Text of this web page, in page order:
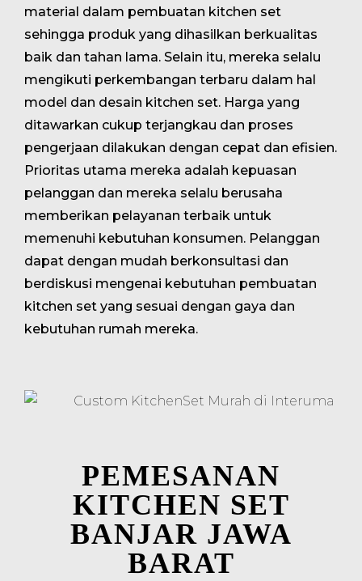
material dalam pembuatan kitchen set
sehingga produk yang dihasilkan berkualitas
baik dan tahan lama. Selain itu, mereka selalu
mengikuti perkembangan terbaru dalam hal
model dan desain kitchen set. Harga yang
ditawarkan cukup terjangkau dan proses
pengerjaan dilakukan dengan cepat dan efisien.
Prioritas utama mereka adalah kepuasan
pelanggan dan mereka selalu berusaha
memberikan pelayanan terbaik untuk
memenuhi kebutuhan konsumen. Pelanggan
dapat dengan mudah berkonsultasi dan
berdiskusi mengenai kebutuhan pembuatan
kitchen set yang sesuai dengan gaya dan
kebutuhan rumah mereka.
PEMESANAN
KITCHEN SET
BANJAR JAWA
BARAT